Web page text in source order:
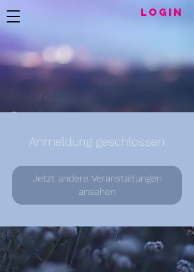
LogIN
Anmeldung geschlossen
Jetzt andere Veranstaltungen
ansehen